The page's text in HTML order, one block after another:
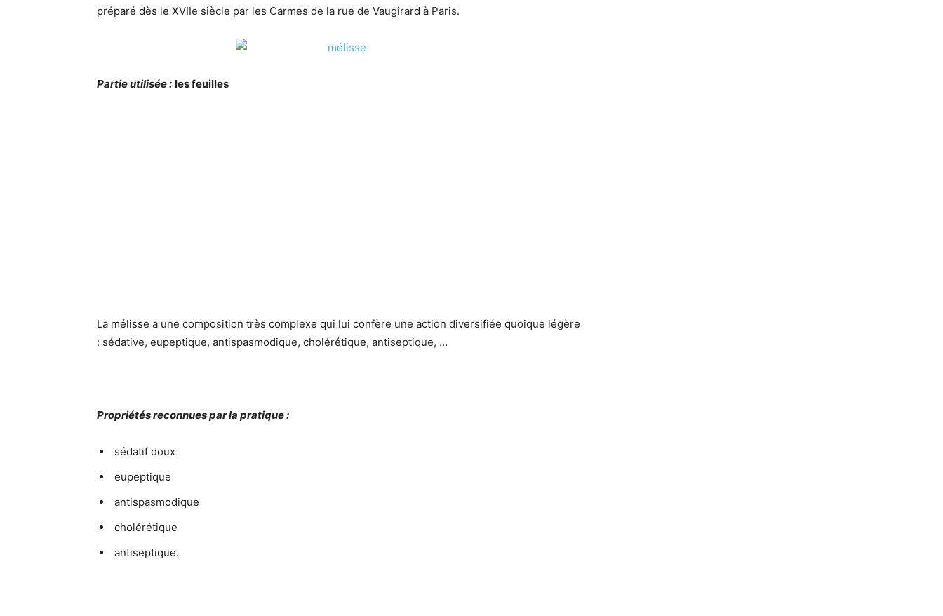
préparé dès le XVIIe siècle par les Carmes de la rue de Vaugirard à Paris.
Partie utilisée : les feuilles
La mélisse a une composition très complexe qui lui confère une action diversifiée quoique légère
: sédative, eupeptique, antispasmodique, cholérétique, antiseptique, …
Propriétés reconnues par la pratique :
sédatif doux
eupeptique
antispasmodique
cholérétique
antiseptique.